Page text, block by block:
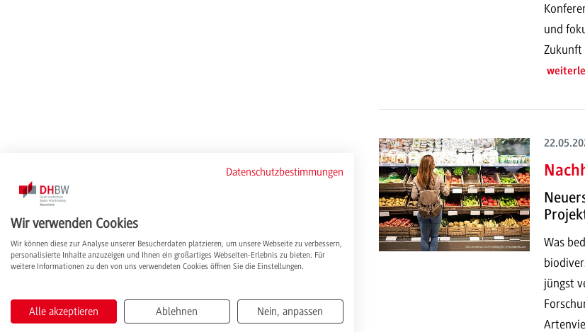
und
Zukunft
Was
jüngst
Datenschutzbestimmungen
Wir verwenden Cookies
Wir können diese zur Analyse unserer Besucherdaten platzieren, um unsere Webseite zu verbessern,
personalisierte Inhalte anzuzeigen und Ihnen ein großartiges Webseiten-Erlebnis zu bieten. Für
weitere Informationen zu den von uns verwendeten Cookies öffnen Sie die Einstellungen.
Alle akzeptieren Ablehnen Nein, anpassen